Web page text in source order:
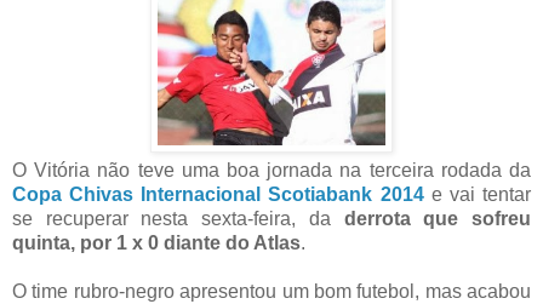
O Vitória não teve uma boa jornada na terceira rodada da
Copa Chivas Internacional Scotiabank 2014e vai tentar
se recuperar nesta sexta-feira, da derrota que sofreu
quinta, por 1 x 0 diante do Atlas.
O time rubro-negro apresentou um bom futebol, mas acabou